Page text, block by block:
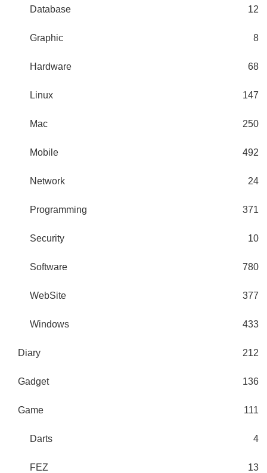
Database 12
Graphic 8
Hardware 68
Linux 147
Mac 250
Mobile 492
Network 24
Programming 371
Security 10
Software 780
WebSite 377
Windows 433
Diary 212
Gadget 136
Game 111
Darts 4
FEZ 13